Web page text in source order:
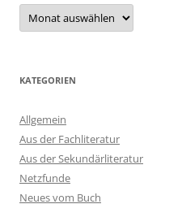
Archiv
KATEGORIEN
Allgemein
Aus der Fachliteratur
Aus der Sekundärliteratur
Netzfunde
Neues vom Buch